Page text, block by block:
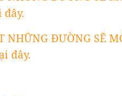
đây.
NHỮNG ĐƯỜNG SẼ
đây.